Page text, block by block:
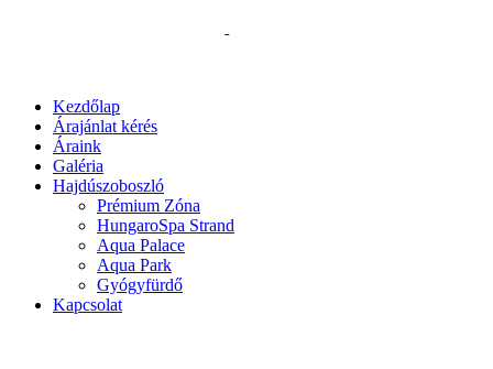
Kezdőlap
Árajánlat kérés
Áraink
Galéria
Hajdúszoboszló
Prémium Zóna
HungaroSpa Strand
Aqua Palace
Aqua Park
Gyógyfürdő
Kapcsolat